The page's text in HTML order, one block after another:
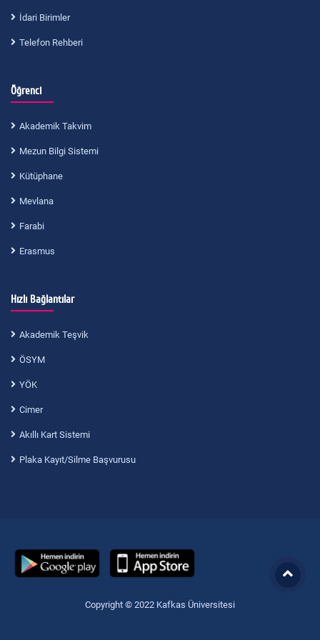
İdari Birimler
Telefon Rehberi
Öğrenci
Akademik Takvim
Mezun Bilgi Sistemi
Kütüphane
Mevlana
Farabi
Erasmus
Hızlı Bağlantılar
Akademik Teşvik
ÖSYM
YÖK
Cimer
Akıllı Kart Sistemi
Plaka Kayıt/Silme Başvurusu
Copyright © 2022 Kafkas Üniversitesi